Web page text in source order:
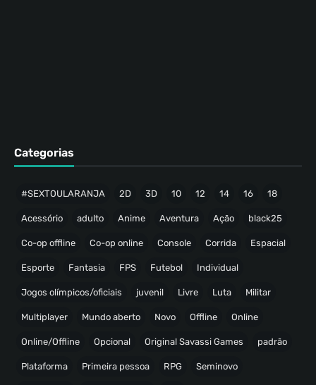
Categorias
#SEXTOULARANJA 2D 3D 10 12 14 16 18
Acessório adulto Anime Aventura Ação black25
Co-op offline Co-op online Console Corrida Espacial
Esporte Fantasia FPS Futebol Individual
Jogos olímpicos/oficiais juvenil Livre Luta Militar
Multiplayer Mundo aberto Novo Offline Online
Online/Offline Opcional Original Savassi Games padrão
Plataforma Primeira pessoa RPG Seminovo